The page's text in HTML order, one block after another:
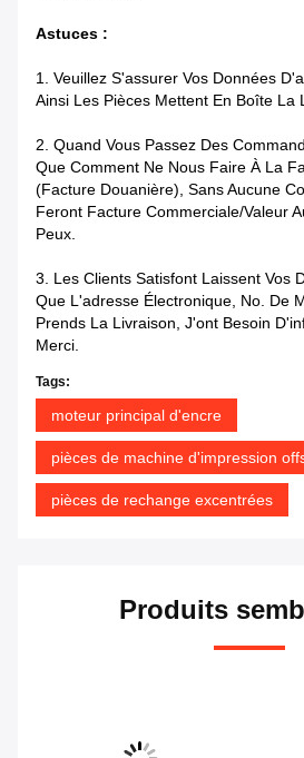
Astuces :
1. Veuillez S'assurer Vos Données
Ainsi Les Pièces Mettent En Boîte La
2. Quand Vous Passez Des
Que Comment Ne Nous Faire À La
(facture Douanière), Sans Aucune
Feront Facture Commerciale/valeur
Peux.
3. Les Clients Satisfont Laissent Vos
Que L'adresse Électronique, No. De
Prends La Livraison, J'ont Besoin
Merci.
Tags:
moteur principal d'encre
pièces de machine d'impression
pièces de rechange excentrées
Produits